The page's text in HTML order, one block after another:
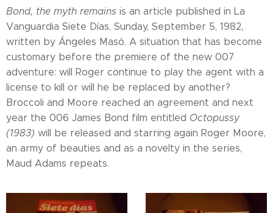
Bond, the myth remains is an article published in La
Vanguardia Siete Días, Sunday, September 5, 1982,
written by Ángeles Masó. A situation that has become
customary before the premiere of the new 007
adventure: will Roger continue to play the agent with a
license to kill or will he be replaced by another?
Broccoli and Moore reached an agreement and next
year the 006 James Bond film entitled Octopussy
(1983) will be released and starring again Roger Moore,
an army of beauties and as a novelty in the series,
Maud Adams repeats.